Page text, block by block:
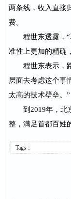
两条线，收入直接
费。
程世东透露，“
准性上更加的精确
程世东表示，路
层面去考虑这个事
太高的技术壁垒。”
到2019年，北京
整，满足首都百姓
Tags：